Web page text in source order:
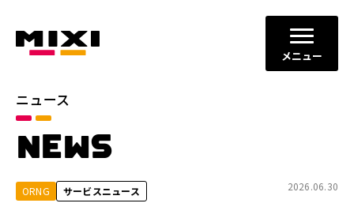
メニュー
ニュース
NEWS
ORNG サービスニュース 2026.06.30
カテゴリ
お知らせ